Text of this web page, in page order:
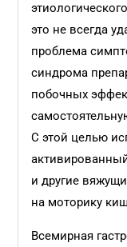
это не всегда
проблема
синдрома
побочных
С этой целью
и другие
на моторику
Всемирная